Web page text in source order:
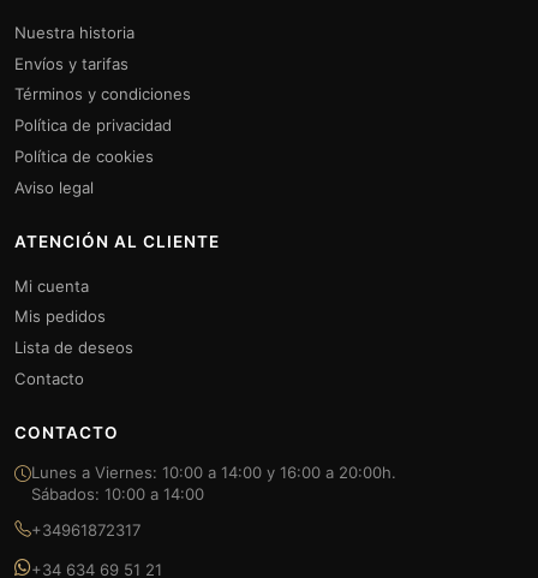
Nuestra historia
Envíos y tarifas
Términos y condiciones
Política de privacidad
Política de cookies
Aviso legal
ATENCIÓN AL CLIENTE
Mi cuenta
Mis pedidos
Lista de deseos
Contacto
CONTACTO
Lunes a Viernes: 10:00 a 14:00 y 16:00 a 20:00h.
Sábados: 10:00 a 14:00
+34961872317
+34 634 69 51 21